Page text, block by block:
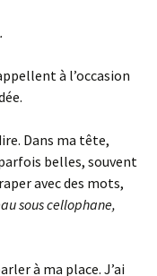
à l’occasion
Dans ma tête,
belles, souvent
avec des mots,
sous cellophane,
à ma place. J’ai